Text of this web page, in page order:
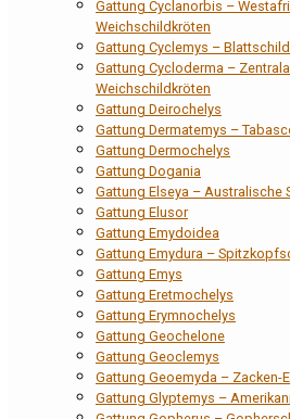
Gattung Cyclanorbis –
Weichschildkröten
Gattung Cyclemys –
Gattung Cycloderma –
Weichschildkröten
Gattung Deirochelys
Gattung Dermatemys –
Gattung Dermochelys
Gattung Dogania
Gattung Elseya – Australische
Gattung Elusor
Gattung Emydoidea
Gattung Emydura –
Gattung Emys
Gattung Eretmochelys
Gattung Erymnochelys
Gattung Geochelone
Gattung Geoclemys
Gattung Geoemyda – Zacken-
Gattung Glyptemys –